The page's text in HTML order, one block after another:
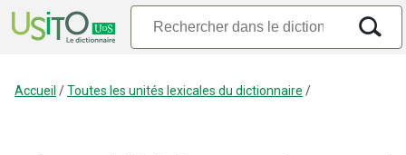
Accueil /Toutes les unités lexicales du dictionnaire /